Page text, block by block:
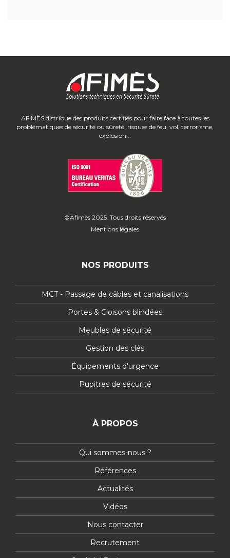
AFIMÈS distribue des produits certifiés pour faire face à toutes les
problématiques de sécurité ou sûreté, risques de feu, vol, terrorisme,
explosion...
©Afimès 2025. Tous droits réservés
Mentions légales
NOS PRODUITS
MCT - Passage de câbles et canalisations
Portes & Cloisons blindées
Meubles de sécurité
Gestion des clés
Équipements d'urgence
Pupitres de sécurité
À PROPOS
Qui sommes-nous ?
Références
Actualités
Vidéos
Nous contacter
Recrutement